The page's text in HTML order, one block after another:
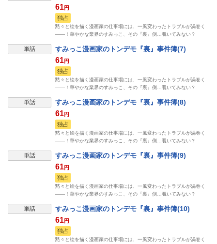
61円
独占
黙々と絵を描く漫画家の仕事場には、一風変わったトラブルが渦巻く
――！華やかな業界のすみっこ、その『裏』側…覗いてみない？
単話 すみっこ漫画家のトンデモ『裏』事件簿(7)
61円
独占
黙々と絵を描く漫画家の仕事場には、一風変わったトラブルが渦巻く
――！華やかな業界のすみっこ、その『裏』側…覗いてみない？
単話 すみっこ漫画家のトンデモ『裏』事件簿(8)
61円
独占
黙々と絵を描く漫画家の仕事場には、一風変わったトラブルが渦巻く
――！華やかな業界のすみっこ、その『裏』側…覗いてみない？
単話 すみっこ漫画家のトンデモ『裏』事件簿(9)
61円
独占
黙々と絵を描く漫画家の仕事場には、一風変わったトラブルが渦巻く
――！華やかな業界のすみっこ、その『裏』側…覗いてみない？
単話 すみっこ漫画家のトンデモ『裏』事件簿(10)
61円
独占
黙々と絵を描く漫画家の仕事場には、一風変わったトラブルが渦巻く